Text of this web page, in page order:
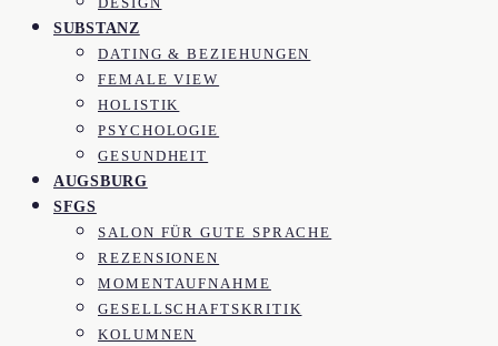
SUBSTANZ
DATING & BEZIEHUNGEN
FEMALE VIEW
HOLISTIK
PSYCHOLOGIE
GESUNDHEIT
AUGSBURG
SFGS
SALON FÜR GUTE SPRACHE
REZENSIONEN
MOMENTAUFNAHME
GESELLSCHAFTSKRITIK
KOLUMNEN